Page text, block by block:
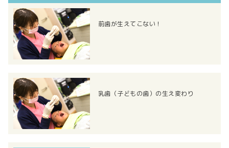
前歯が生えてこない！
乳歯（子どもの歯）の生え変わり